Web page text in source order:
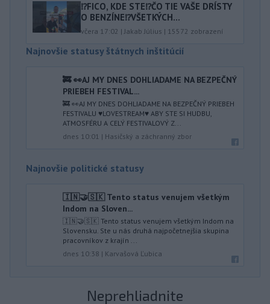
⁉️FICO, KDE STE⁉️ČO TIE VAŠE DRÍSTY
O BENZÍNE⁉️VŠETKÝCH...
včera 17:02 |Jakab Július | 15572 zobrazení
Najnovšie statusy štátnych inštitúcií
🚒 👀AJ MY DNES DOHLIADAME NA BEZPEČNÝ
PRIEBEH FESTIVAL...
🚒 👀AJ MY DNES DOHLIADAME NA BEZPEČNÝ PRIEBEH
FESTIVALU ♥️LOVESTREAM♥️ ABY STE SI HUDBU,
ATMOSFÉRU A CELÝ FESTIVALOVÝ Z...
dnes 10:01 | Hasičský a záchranný zbor
Najnovšie politické statusy
🇮🇳🤝🇸🇰 Tento status venujem všetkým
Indom na Sloven...
🇮🇳🤝🇸🇰 Tento status venujem všetkým Indom na
Slovensku. Ste u nás druhá najpočetnejšia skupina
pracovníkov z krajín ...
dnes 10:38 | Karvašová Ľubica
Neprehliadnite